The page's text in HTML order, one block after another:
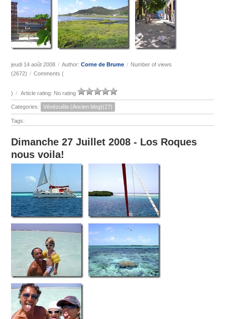
jeudi 14 août 2008 / Author:Corne de Brume / Number of views
(2672) / Comments (
) / Article rating: No rating
Categories: Vénézuéla (Ancien blog)(27)
Tags:
Dimanche 27 Juillet 2008 - Los Roques
nous voila!